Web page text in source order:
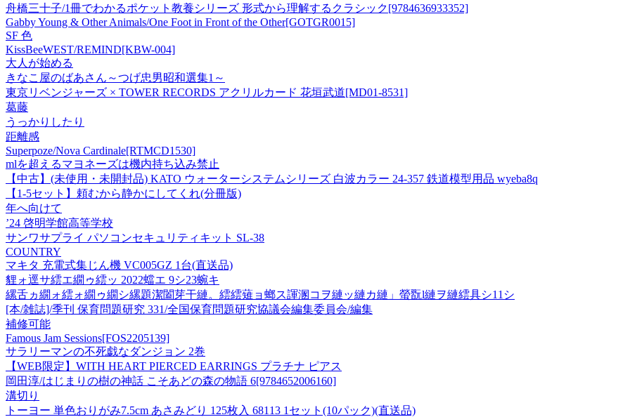
舟橋三十子/1冊でわかるポケット教養シリーズ 形式から理解するクラシック[9784636933352]
Gabby Young & Other Animals/One Foot in Front of the Other[GOTGR0015]
SF 色
KissBeeWEST/REMIND[KBW-004]
大人が始める
きなこ屋のばあさん～つげ忠男昭和選集1～
東京リベンジャーズ × TOWER RECORDS アクリルカード 花垣武道[MD01-8531]
葛藤
うっかりしたり
距離感
Superpoze/Nova Cardinale[RTMCD1530]
mlを超えるマヨネーズは機内持ち込み禁止
【中古】(未使用・未開封品) KATO ウォーターシステムシリーズ 白波カラー 24-357 鉄道模型用品 wyeba8q
【1-5セット】頼むから静かにしてくれ(分冊版)
年へ向けて
’24 啓明学館高等学校
サンワサプライ パソコンセキュリティキット SL-38
COUNTRY
マキタ 充電式集じん機 VC005GZ 1台(直送品)
貍ォ逕サ繧エ繝ゥ繧ッ 2022蟷エ 9シ23蜿キ
縲舌ヵ繝ォ繧ォ繝ゥ繝シ縲題潔闔芽干縺。繧繧薙ョ螂ス諢溷コヲ縺ッ縺カ縺」螢翫l縺ヲ縺繧具シ11シ
[本/雑誌]/季刊 保育問題研究 331/全国保育問題研究協議会編集委員会/編集
補修可能
Famous Jam Sessions[FOS2205139]
サラリーマンの不死戯なダンジョン 2巻
【WEB限定】WITH HEART PIERCED EARRINGS プラチナ ピアス
岡田淳/はじまりの樹の神話 こそあどの森の物語 6[9784652006160]
溝切り
トーヨー 単色おりがみ7.5cm あさみどり 125枚入 68113 1セット(10パック)(直送品)